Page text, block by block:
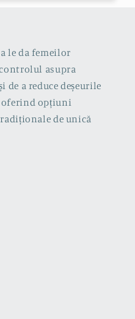
le da femeilor
asupra
a reduce deșeurile
opțiuni
de unică